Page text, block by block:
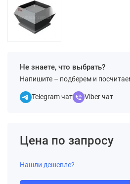
Не знаете, что выбрать?
Напишите – подберем и
Telegram чат Viber чат
Цена по запросу
Нашли дешевле?